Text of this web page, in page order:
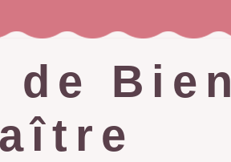
de Bien